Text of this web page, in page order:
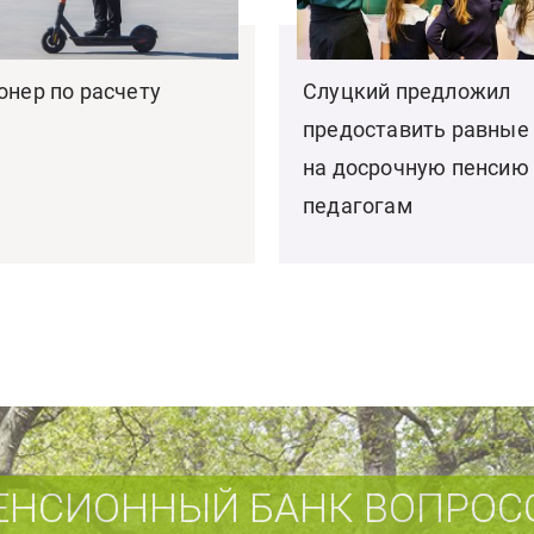
по расчету
Слуцкий предложил
предоставить равные
на досрочную
педагогам
БАНК